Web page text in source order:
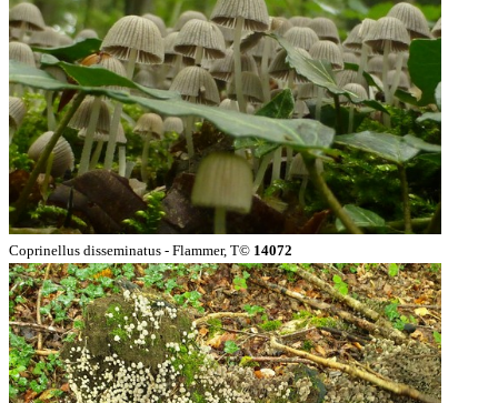
Coprinellus disseminatus - Flammer, T© 14072